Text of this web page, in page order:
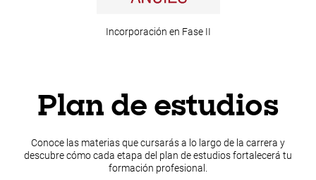
Incorporación en Fase II
Plan de estudios
Conoce las materias que cursarás a lo largo de la carrera y
descubre cómo cada etapa del plan de estudios fortalecerá tu
formación profesional.